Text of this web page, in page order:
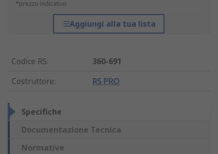
*prezzo indicativo
Aggiungi alla tua lista
Codice RS:
360-691
Costruttore: RS PRO
Specifiche
Documentazione Tecnica
Normative